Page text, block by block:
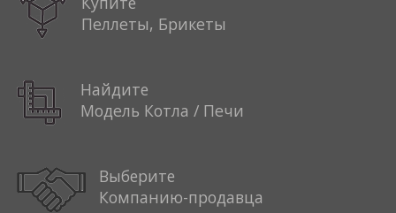
Пеллеты, Брикеты
Найдите
Модель Котла / Печи
Выберите
Компанию-продавца